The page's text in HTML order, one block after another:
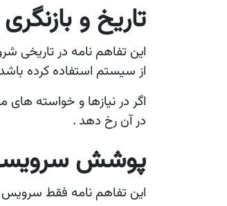
تاریخ و بازنگری
این تفاهم نامه در تاریخی
از سیستم استفاده کرده باشد
اگر در نیازها و خواسته
در آن رخ دهد .
پوشش
این تفاهم نامه فقط
مشاوره رایگان
با ارسال فرم آنلاین